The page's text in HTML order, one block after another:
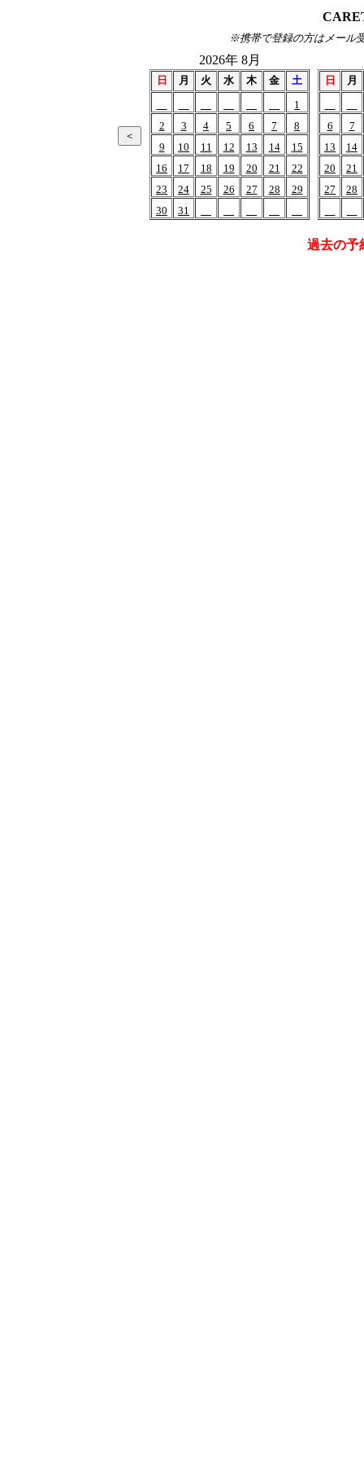
※携帯で登録の方はメール
2026年 8月
日 月 火 水 木 金
土
1
2
3 4 5 6 7
8
9
10 11 12 13 14
15
16
17 18 19 20 21
22
23
24 25 26 27 28
29
30
31
日 月
6
7
13
14
20
21
27
28
過去の予